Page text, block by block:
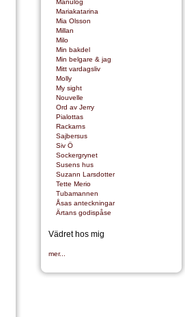
Manulog
Mariakatarina
Mia Olsson
Millan
Milo
Min bakdel
Min belgare & jag
Mitt vardagsliv
Molly
My sight
Nouvelle
Ord av Jerry
Pialottas
Rackarns
Sajbersus
Siv Ö
Sockergrynet
Susens hus
Suzann Larsdotter
Tette Merio
Tubamannen
Åsas anteckningar
Ärtans godispåse
Vädret hos mig
mer...